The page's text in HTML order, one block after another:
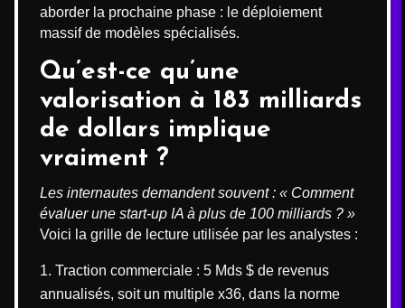
aborder la prochaine phase : le déploiement
massif de modèles spécialisés.
Qu’est-ce qu’une
valorisation à 183 milliards
de dollars implique
vraiment ?
Les internautes demandent souvent : « Comment
évaluer une start-up IA à plus de 100 milliards ? »
Voici la grille de lecture utilisée par les analystes :
Traction commerciale : 5 Mds $ de revenus
annualisés, soit un multiple x36, dans la norme